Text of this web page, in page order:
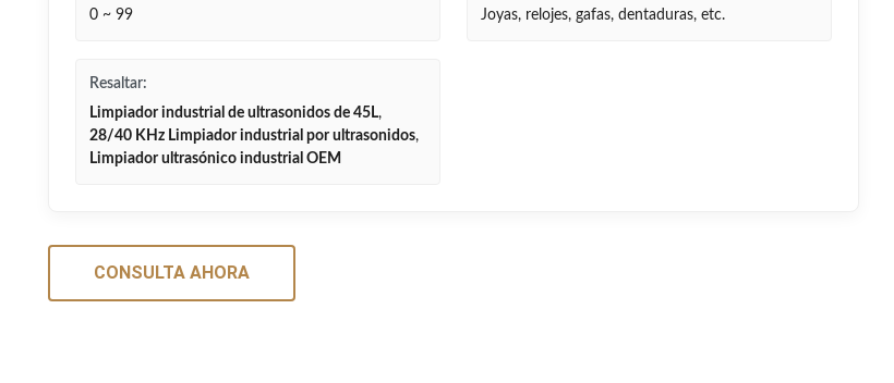
0 ~ 99 Joyas, relojes, gafas, dentaduras, etc.
Resaltar:
Limpiador industrial de ultrasonidos de 45L,
28/40 KHz Limpiador industrial por ultrasonidos,
Limpiador ultrasónico industrial OEM
CONSULTA AHORA